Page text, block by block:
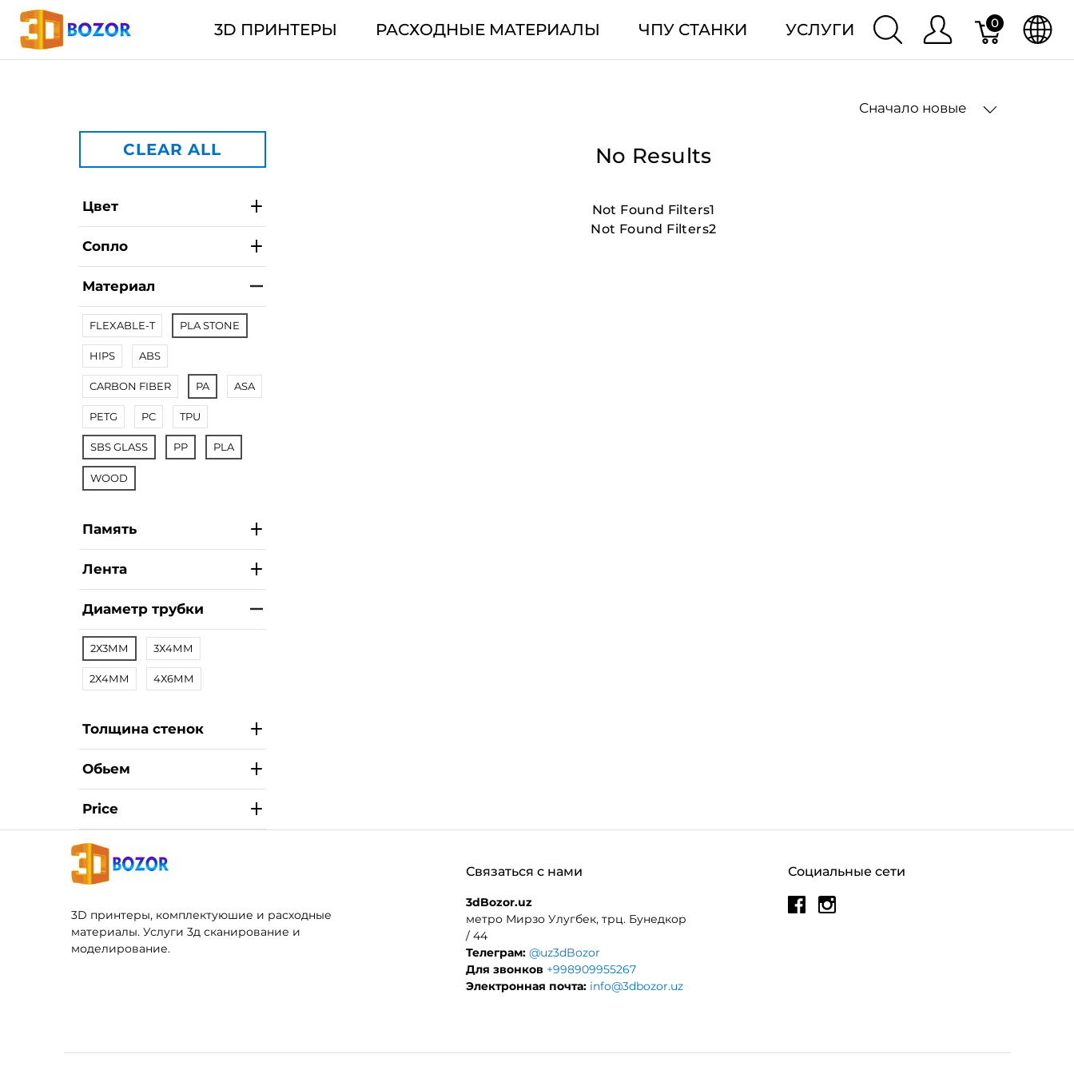
3D ПРИНТЕРЫ РАСХОДНЫЕ МАТЕРИАЛЫ ЧПУ СТАНКИ УСЛУГИ 0
Сначало новые
CLEAR ALL
Цвет
Сопло
Материал
FLEXABLE-T PLA STONE
HIPS ABS
CARBON FIBER PA ASA
PETG PC TPU
SBS GLASS PP PLA
WOOD
Память
Лента
Диаметр трубки
2Х3ММ 3Х4ММ
2Х4ММ 4Х6ММ
Толщина стенок
Обьем
Price
No Results
Not Found Filters1
Not Found Filters2
3D принтеры, комплектуюшие и расходные
материалы. Услуги 3д сканирование и
моделирование.
Социальные сети
Связаться с нами
3dBozor.uz
метро Мирзо Улугбек, трц. Бунедкор
/ 44
Телеграм: @uz3dBozor
Для звонков +998909955267
Электронная почта: info@3dbozor.uz